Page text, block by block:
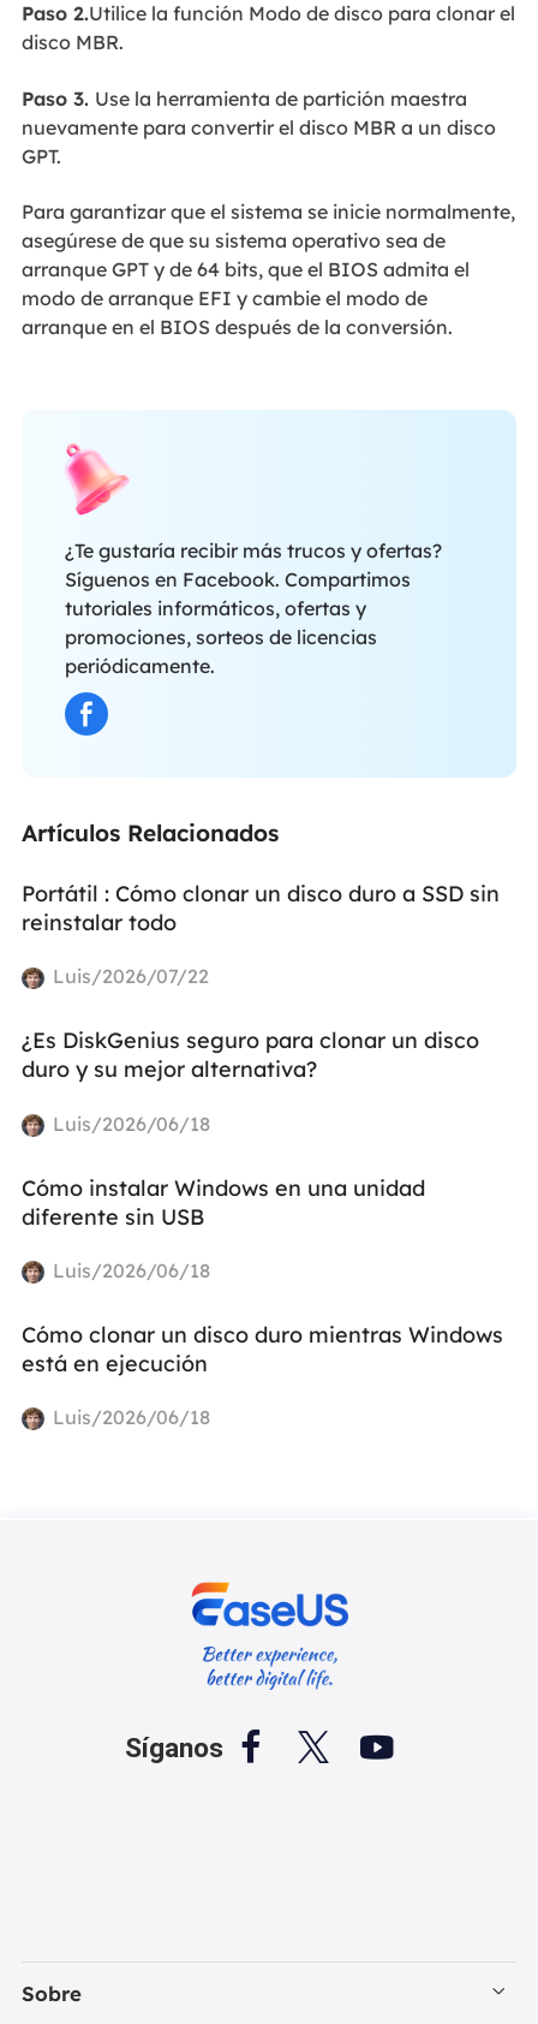
Paso 2.Utilice la función Modo de disco para clonar el
disco MBR.
Paso 3. Use la herramienta de partición maestra
nuevamente para convertir el disco MBR a un disco
GPT.
Para garantizar que el sistema se inicie normalmente,
asegúrese de que su sistema operativo sea de
arranque GPT y de 64 bits, que el BIOS admita el
modo de arranque EFI y cambie el modo de
arranque en el BIOS después de la conversión.
¿Te gustaría recibir más trucos y ofertas?
Síguenos en Facebook. Compartimos
tutoriales informáticos, ofertas y
promociones, sorteos de licencias
periódicamente.
Artículos Relacionados
Portátil : Cómo clonar un disco duro a SSD sin
reinstalar todo
Luis/2026/07/22
¿Es DiskGenius seguro para clonar un disco
duro y su mejor alternativa?
Luis/2026/06/18
Cómo instalar Windows en una unidad
diferente sin USB
Luis/2026/06/18
Cómo clonar un disco duro mientras Windows
está en ejecución
Luis/2026/06/18
Síganos   
Sobre